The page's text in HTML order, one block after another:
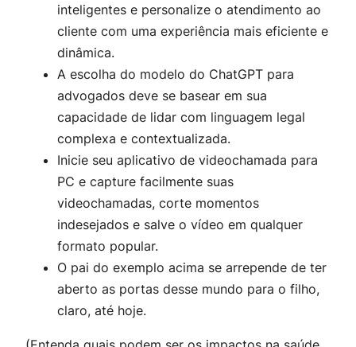
inteligentes e personalize o atendimento ao
cliente com uma experiência mais eficiente e
dinâmica.
A escolha do modelo do ChatGPT para
advogados deve se basear em sua
capacidade de lidar com linguagem legal
complexa e contextualizada.
Inicie seu aplicativo de videochamada para
PC e capture facilmente suas
videochamadas, corte momentos
indesejados e salve o vídeo em qualquer
formato popular.
O pai do exemplo acima se arrepende de ter
aberto as portas desse mundo para o filho,
claro, até hoje.